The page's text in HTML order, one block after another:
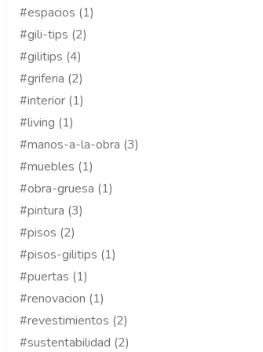
#espacios (1)
#gili-tips (2)
#gilitips (4)
#griferia (2)
#interior (1)
#living (1)
#manos-a-la-obra (3)
#muebles (1)
#obra-gruesa (1)
#pintura (3)
#pisos (2)
#pisos-gilitips (1)
#puertas (1)
#renovacion (1)
#revestimientos (2)
#sustentabilidad (2)